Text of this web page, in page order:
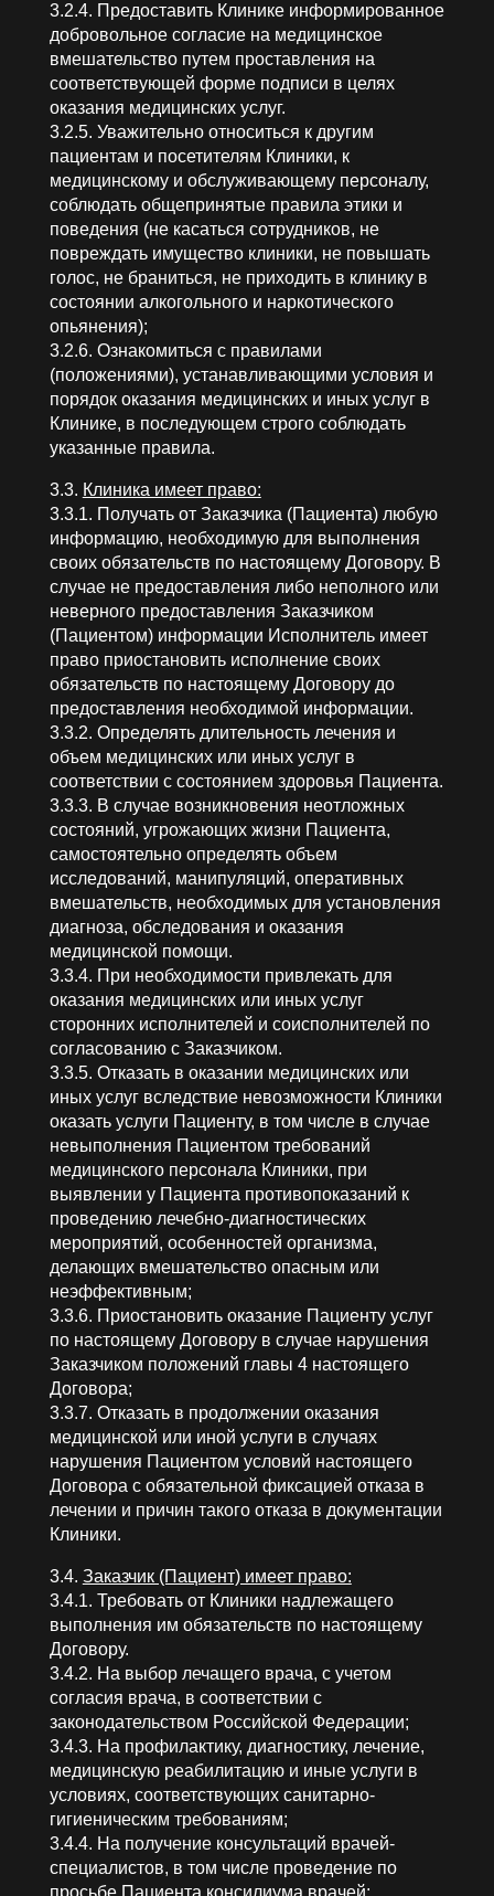
3.2.4. Предоставить Клинике информированное
добровольное согласие на медицинское
вмешательство путем проставления на
соответствующей форме подписи в целях
оказания медицинских услуг.
3.2.5. Уважительно относиться к другим
пациентам и посетителям Клиники, к
медицинскому и обслуживающему персоналу,
соблюдать общепринятые правила этики и
поведения (не касаться сотрудников, не
повреждать имущество клиники, не повышать
голос, не браниться, не приходить в клинику в
состоянии алкогольного и наркотического
опьянения);
3.2.6. Ознакомиться с правилами
(положениями), устанавливающими условия и
порядок оказания медицинских и иных услуг в
Клинике, в последующем строго соблюдать
указанные правила.
3.3. Клиника имеет право:
3.3.1. Получать от Заказчика (Пациента) любую
информацию, необходимую для выполнения
своих обязательств по настоящему Договору. В
случае не предоставления либо неполного или
неверного предоставления Заказчиком
(Пациентом) информации Исполнитель имеет
право приостановить исполнение своих
обязательств по настоящему Договору до
предоставления необходимой информации.
3.3.2. Определять длительность лечения и
объем медицинских или иных услуг в
соответствии с состоянием здоровья Пациента.
3.3.3. В случае возникновения неотложных
состояний, угрожающих жизни Пациента,
самостоятельно определять объем
исследований, манипуляций, оперативных
вмешательств, необходимых для установления
диагноза, обследования и оказания
медицинской помощи.
3.3.4. При необходимости привлекать для
оказания медицинских или иных услуг
сторонних исполнителей и соисполнителей по
согласованию с Заказчиком.
3.3.5. Отказать в оказании медицинских или
иных услуг вследствие невозможности Клиники
оказать услуги Пациенту, в том числе в случае
невыполнения Пациентом требований
медицинского персонала Клиники, при
выявлении у Пациента противопоказаний к
проведению лечебно-диагностических
мероприятий, особенностей организма,
делающих вмешательство опасным или
неэффективным;
3.3.6. Приостановить оказание Пациенту услуг
по настоящему Договору в случае нарушения
Заказчиком положений главы 4 настоящего
Договора;
3.3.7. Отказать в продолжении оказания
медицинской или иной услуги в случаях
нарушения Пациентом условий настоящего
Договора с обязательной фиксацией отказа в
лечении и причин такого отказа в документации
Клиники.
3.4. Заказчик (Пациент) имеет право:
3.4.1. Требовать от Клиники надлежащего
выполнения им обязательств по настоящему
Договору.
3.4.2. На выбор лечащего врача, с учетом
согласия врача, в соответствии с
законодательством Российской Федерации;
3.4.3. На профилактику, диагностику, лечение,
медицинскую реабилитацию и иные услуги в
условиях, соответствующих санитарно-
гигиеническим требованиям;
3.4.4. На получение консультаций врачей-
специалистов, в том числе проведение по